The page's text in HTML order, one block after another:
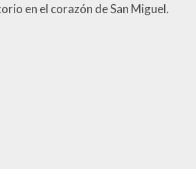
en el corazón de San Miguel.